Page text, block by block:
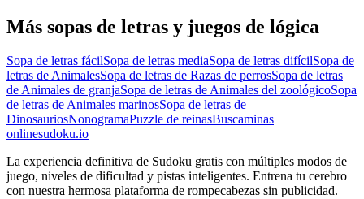
Más sopas de letras y juegos de lógica
Sopa de letras fácilSopa de letras mediaSopa de letras difícilSopa de
letras de AnimalesSopa de letras de Razas de perrosSopa de letras
de Animales de granjaSopa de letras de Animales del zoológicoSopa
de letras de Animales marinosSopa de letras de
DinosauriosNonogramaPuzzle de reinasBuscaminas
onlinesudoku.io
La experiencia definitiva de Sudoku gratis con múltiples modos de
juego, niveles de dificultad y pistas inteligentes. Entrena tu cerebro
con nuestra hermosa plataforma de rompecabezas sin publicidad.